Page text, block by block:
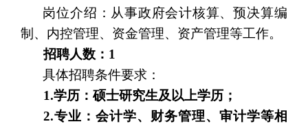
岗位介绍：从事政府会计核算、预决算编
制、内控管理、资金管理、资产管理等工作。
招聘人数： 1
具体招聘条件要求：
1.学历：硕士研究生及以上学历；
2.专业： 会计学、财务管理、审计学等相